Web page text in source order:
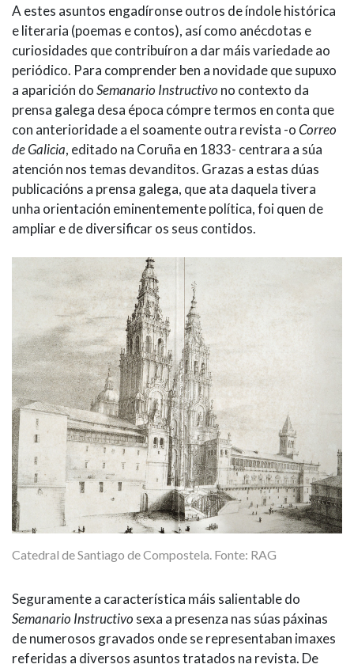
A estes asuntos engadíronse outros de índole histórica
e literaria (poemas e contos), así como anécdotas e
curiosidades que contribuíron a dar máis variedade ao
periódico. Para comprender ben a novidade que supuxo
a aparición doSemanario Instructivo no contexto da
prensa galega desa época cómpre termos en conta que
con anterioridade a el soamente outra revista -oCorreo
de Galicia, editado na Coruña en 1833- centrara a súa
atención nos temas devanditos. Grazas a estas dúas
publicacións a prensa galega, que ata daquela tivera
unha orientación eminentemente política, foi quen de
ampliar e de diversificar os seus contidos.
Catedral de Santiago de Compostela. Fonte: RAG
Seguramente a característica máis salientable do
Semanario Instructivo sexa a presenza nas súas páxinas
de numerosos gravados onde se representaban imaxes
referidas a diversos asuntos tratados na revista. De